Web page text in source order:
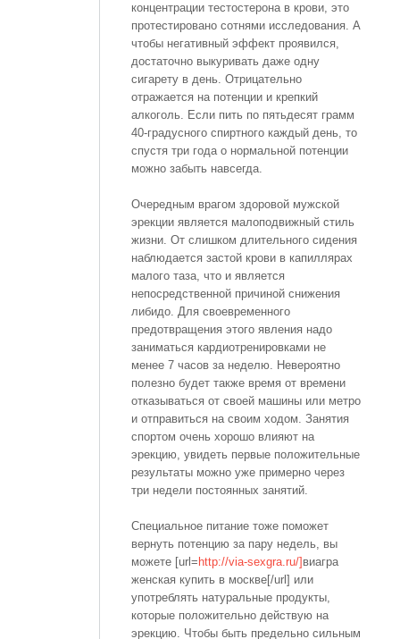
концентрации тестостерона в крови, это
протестировано сотнями исследования. А
чтобы негативный эффект проявился,
достаточно выкуривать даже одну
сигарету в день. Отрицательно
отражается на потенции и крепкий
алкоголь. Если пить по пятьдесят грамм
40-градусного спиртного каждый день, то
спустя три года о нормальной потенции
можно забыть навсегда.
Очередным врагом здоровой мужской
эрекции является малоподвижный стиль
жизни. От слишком длительного сидения
наблюдается застой крови в капиллярах
малого таза, что и является
непосредственной причиной снижения
либидо. Для своевременного
предотвращения этого явления надо
заниматься кардиотренировками не
менее 7 часов за неделю. Невероятно
полезно будет также время от времени
отказываться от своей машины или метро
и отправиться на своим ходом. Занятия
спортом очень хорошо влияют на
эрекцию, увидеть первые положительные
результаты можно уже примерно через
три недели постоянных занятий.
Специальное питание тоже поможет
вернуть потенцию за пару недель, вы
можете [url= http://via-sexgra.ru/] виагра
женская купить в москве[/url] или
употреблять натуральные продукты,
которые положительно действую на
эрекцию. Чтобы быть предельно сильным